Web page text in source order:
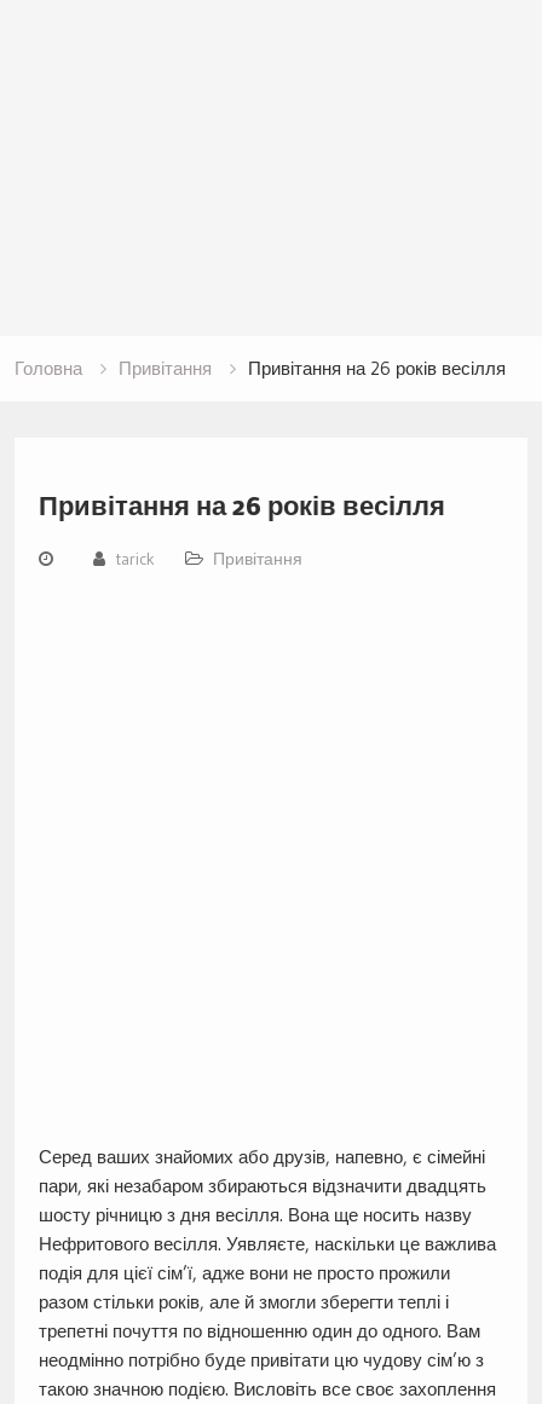
Головна Привітання Привітання на 26 років весілля
Привітання на 26 років весілля
tarick Привітання
Серед ваших знайомих або друзів, напевно, є сімейні
пари, які незабаром збираються відзначити двадцять
шосту річницю з дня весілля. Вона ще носить назву
Нефритового весілля. Уявляєте, наскільки це важлива
подія для цієї сім’ї, адже вони не просто прожили
разом стільки років, але й змогли зберегти теплі і
трепетні почуття по відношенню один до одного. Вам
неодмінно потрібно буде привітати цю чудову сім’ю з
такою значною подією. Висловіть все своє захоплення